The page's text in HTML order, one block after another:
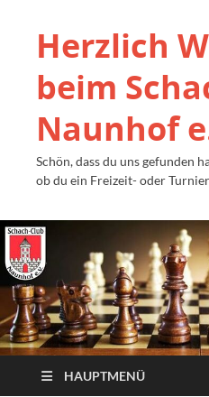
Herzlich
beim
Naunhof
Schön, dass du uns gefunden
ob du ein Freizeit- oder
HAUPTMENÜ